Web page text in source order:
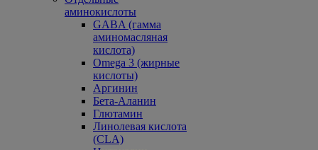
аминокислоты
GABA (гамма
аминомасляная
кислота)
Omega 3 (жирные
кислоты)
Аргинин
Бета-Аланин
Глютамин
Линолевая кислота
(CLA)